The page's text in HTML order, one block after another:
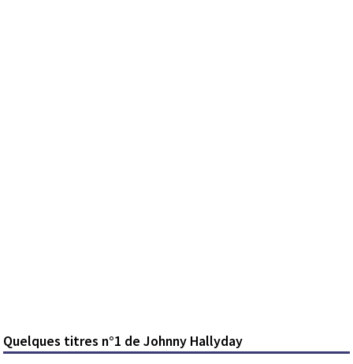
Quelques titres n°1 de Johnny Hallyday